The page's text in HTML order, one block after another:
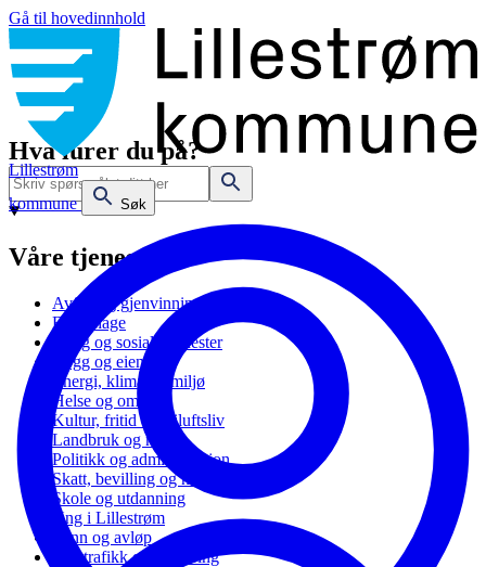
Gå til hovedinnhold
Lillestrøm
kommune
Søk
Hva lurer du på?
Våre tjenester
Avfall og gjenvinning
Barnehage
Bolig og sosiale tjenester
Bygg og eiendom
Energi, klima og miljø
Helse og omsorg
Kultur, fritid og friluftsliv
Landbruk og natur
Politikk og administrasjon
Skatt, bevilling og næring
Skole og utdanning
Ung i Lillestrøm
Vann og avløp
Vei, trafikk og parkering